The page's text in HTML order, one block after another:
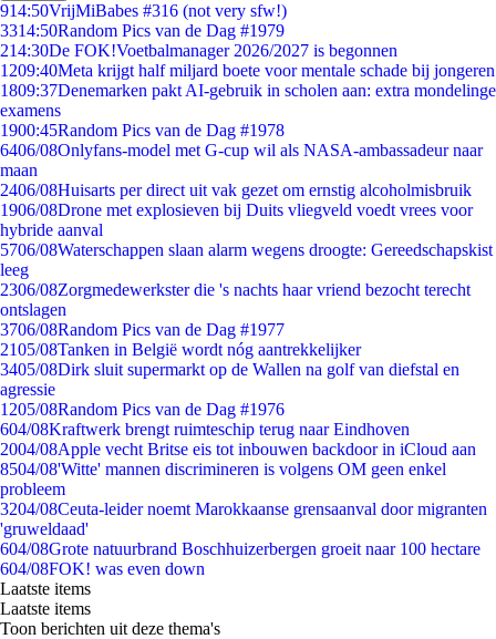
914:50VrijMiBabes #316 (not very sfw!)
3314:50Random Pics van de Dag #1979
214:30De FOK!Voetbalmanager 2026/2027 is begonnen
1209:40Meta krijgt half miljard boete voor mentale schade bij jongeren
1809:37Denemarken pakt AI-gebruik in scholen aan: extra mondelinge
examens
1900:45Random Pics van de Dag #1978
6406/08Onlyfans-model met G-cup wil als NASA-ambassadeur naar
maan
2406/08Huisarts per direct uit vak gezet om ernstig alcoholmisbruik
1906/08Drone met explosieven bij Duits vliegveld voedt vrees voor
hybride aanval
5706/08Waterschappen slaan alarm wegens droogte: Gereedschapskist
leeg
2306/08Zorgmedewerkster die 's nachts haar vriend bezocht terecht
ontslagen
3706/08Random Pics van de Dag #1977
2105/08Tanken in België wordt nóg aantrekkelijker
3405/08Dirk sluit supermarkt op de Wallen na golf van diefstal en
agressie
1205/08Random Pics van de Dag #1976
604/08Kraftwerk brengt ruimteschip terug naar Eindhoven
2004/08Apple vecht Britse eis tot inbouwen backdoor in iCloud aan
8504/08'Witte' mannen discrimineren is volgens OM geen enkel
probleem
3204/08Ceuta-leider noemt Marokkaanse grensaanval door migranten
'gruweldaad'
604/08Grote natuurbrand Boschhuizerbergen groeit naar 100 hectare
604/08FOK! was even down
Laatste items
Laatste items
Toon berichten uit deze thema's